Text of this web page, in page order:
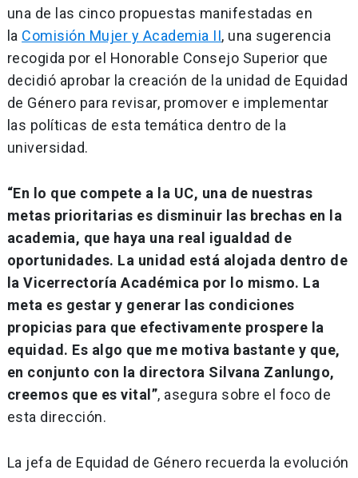
una de las cinco propuestas manifestadas en
la Comisión Mujer y Academia II, una sugerencia
recogida por el Honorable Consejo Superior que
decidió aprobar la creación de la unidad de Equidad
de Género para revisar, promover e implementar
las políticas de esta temática dentro de la
universidad.
“En lo que compete a la UC, una de nuestras
metas prioritarias es disminuir las brechas en la
academia, que haya una real igualdad de
oportunidades. La unidad está alojada dentro de
la Vicerrectoría Académica por lo mismo. La
meta es gestar y generar las condiciones
propicias para que efectivamente prospere la
equidad. Es algo que me motiva bastante y que,
en conjunto con la directora Silvana Zanlungo,
creemos que es vital”, asegura sobre el foco de
esta dirección.
La jefa de Equidad de Género recuerda la evolución